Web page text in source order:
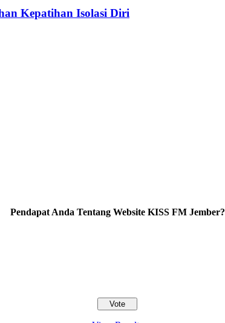
Kepatihan Isolasi Diri
Pendapat Anda Tentang Website KISS FM Jember?